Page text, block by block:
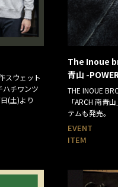
スウェット
チワンツ
(土)より
The Inoue
青山 -
THE INOUE
「ARCH 南青
テムも発売。
EVENT
ITEM